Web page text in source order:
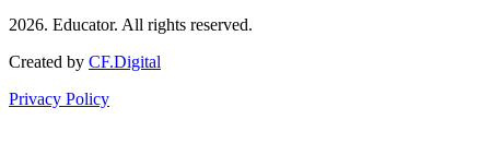
2026. Educator. All rights reserved.
Created by CF.Digital
Privacy Policy